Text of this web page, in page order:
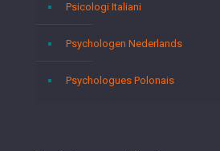
Psicologi Italiani
Psychologen Nederlands
Psychologues Polonais